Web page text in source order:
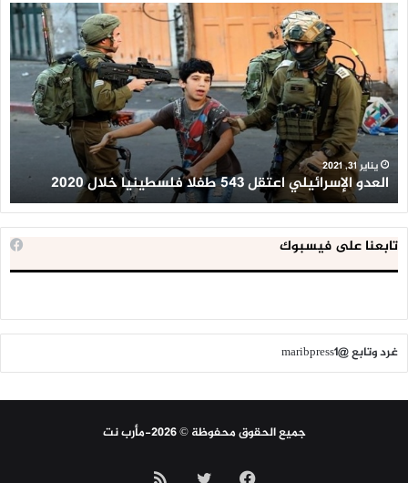
العدو
الإسرائيلي
اعتقل
543
طفلا
فلسطينيا
خلال
2020
يناير 31, 2021
العدو الإسرائيلي اعتقل 543 طفلا فلسطينيا خلال 2020
تابعنا على فيسبوك
غرد وتابع @maribpress1
جميع الحقوق محفوظة © 2026-مأرب نت